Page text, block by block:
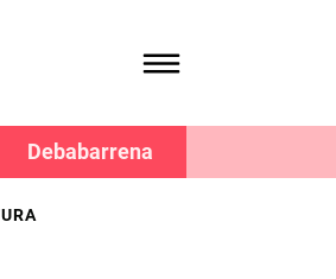
Debabarrena